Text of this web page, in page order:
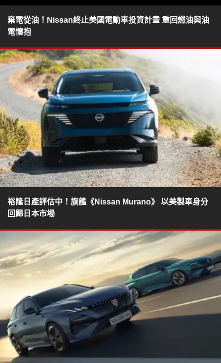
棄電從油！Nissan終止美國電動車投資計畫 重回燃油與油
電懷抱
裕隆日產評估中！旗艦《Nissan Murano》 以美製車身分
回歸日本市場